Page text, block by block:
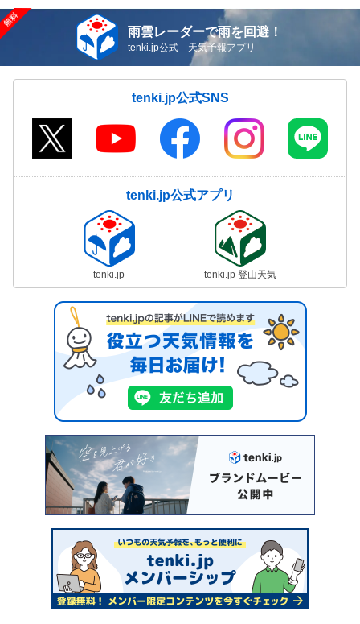
雨雲レーダーで雨を回避！
tenki.jp公式 天気予報アプリ
tenki.jp公式SNS
tenki.jp公式アプリ
tenki.jp tenki.jp 登山天気